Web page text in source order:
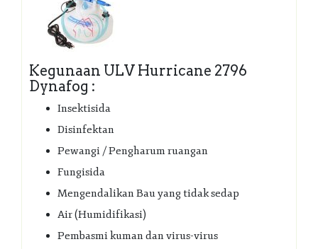
Kegunaan ULV Hurricane 2796
Dynafog :
Insektisida
Disinfektan
Pewangi / Pengharum ruangan
Fungisida
Mengendalikan Bau yang tidak sedap
Air (Humidifikasi)
Pembasmi kuman dan virus-virus